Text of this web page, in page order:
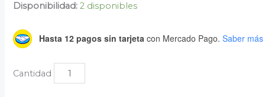
Disponibilidad: 2 disponibles
Hasta 12 pagos sin tarjeta con Mercado Pago. Saber más